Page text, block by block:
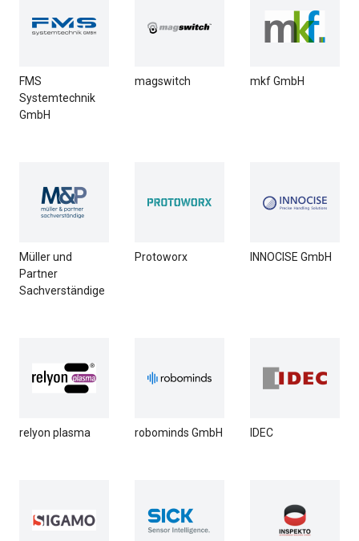
FMS
Systemtechnik
GmbH
magswitch mkf GmbH
Müller und
Partner
Sachverständige
Protoworx INNOCISE GmbH​
relyon plasma robominds GmbH IDEC